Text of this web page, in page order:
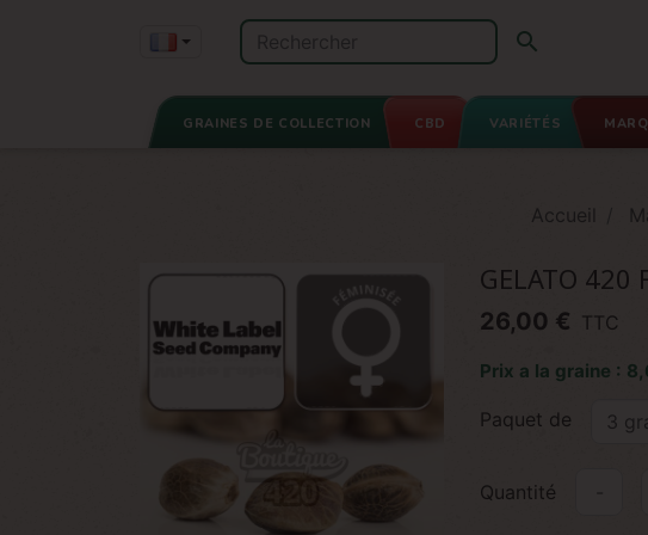

GRAINES DE COLLECTION CBD VARIÉTÉS
Accueil
GELATO 420
26,00 € TTC
Prix a la graine :
Paquet de
Quantité